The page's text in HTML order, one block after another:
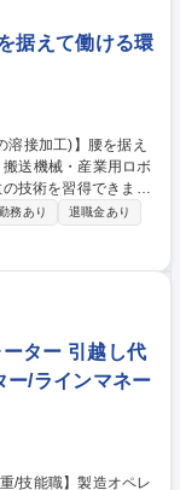
とを期待していま
として活躍いただき
据えて働ける環
技術を習得できま
ノの技術を身につけ
ます。 【当社の強
60年にわたり、株式
製造までを一貫して
、プレス、切削など
な形状の製品も加工
務あり
退職金あり
ター 引越し代
ー/ラインマネー